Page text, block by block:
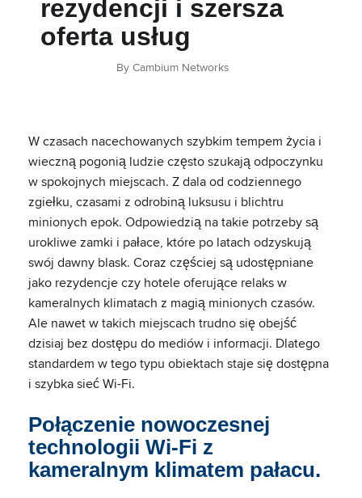
rezydencji i szersza
oferta usług
By Cambium Networks
W czasach nacechowanych szybkim tempem życia i
wieczną pogonią ludzie często szukają odpoczynku
w spokojnych miejscach. Z dala od codziennego
zgiełku, czasami z odrobiną luksusu i blichtru
minionych epok. Odpowiedzią na takie potrzeby są
urokliwe zamki i pałace, które po latach odzyskują
swój dawny blask. Coraz częściej są udostępniane
jako rezydencje czy hotele oferujące relaks w
kameralnych klimatach z magią minionych czasów.
Ale nawet w takich miejscach trudno się obejść
dzisiaj bez dostępu do mediów i informacji. Dlatego
standardem w tego typu obiektach staje się dostępna
i szybka sieć Wi-Fi.
Połączenie nowoczesnej
technologii Wi-Fi z
kameralnym klimatem pałacu.